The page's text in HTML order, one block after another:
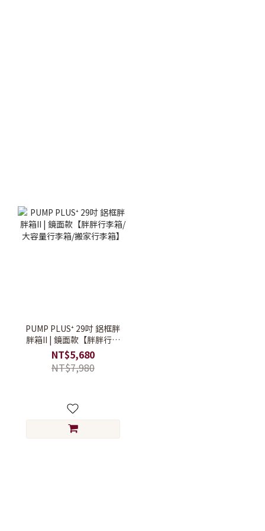
PUMP PLUS⁺ 29吋 鋁框胖
胖箱II | 鏡面款【胖胖行李
箱/大容量行李箱/搬家行李
箱】
NT$5,680
NT$7,980